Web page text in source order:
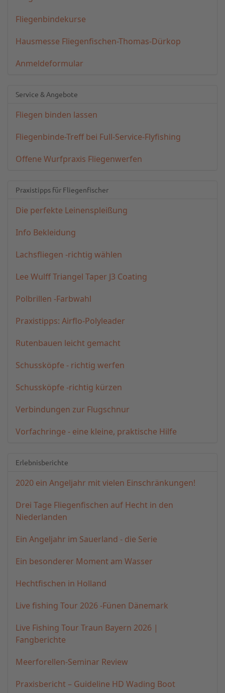
Fliegenbindekurse
Hausmesse Fliegenfischen-Thomas-Dürkop
Anmeldeformular
Service & Angebote
Fliegen binden lassen
Fliegenbinde-Treff bei Full-Service-Flyfishing
Offene Wurfpraxis Fliegenwerfen
Praxistipps für Fliegenfischer
Die perfekte Leinenspleißung
Info Bekleidung
Lachsfliegen -richtig wählen
Lee Wulff Triangel Taper J3 Coating
Polbrillen -Farbwahl
Praxistipps: Airflo-Polyleader
Rutenbauen leicht gemacht
Schussköpfe - richtig werfen
Schussköpfe -richtig kürzen
Verbindungen zur Flugschnur
Vorfachringe - eine kleine, praktische Hilfe
Erlebnisberichte
2020 ein Angeljahr mit vielen Einschränkungen!
Drei Tage Fliegenfischen auf Hecht in den
Niederlanden
Ein Angeljahr im Sauerland - die Serie
Ein besonderer Moment am Wasser
Hechtfischen in Holland
Live fishing Tour 2026 -Fünen Dänemark
Live Fishing Tour Traun Bayern 2026 |
Fangberichte
Meerforellen-Seminar Review
Praxisbericht – Guideline HD Wading Boot